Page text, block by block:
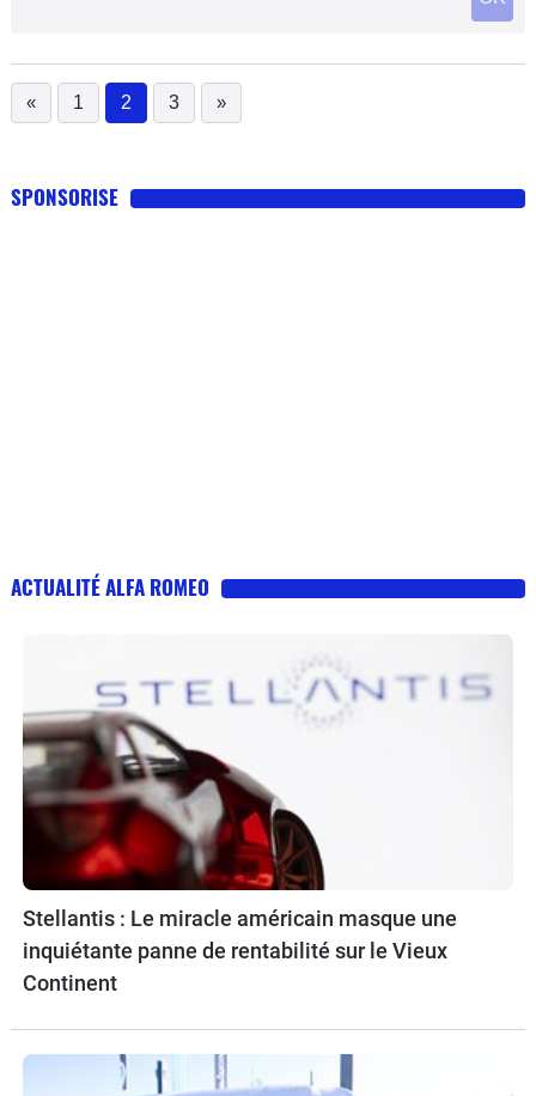
« 1 2
(current)
3 »
SPONSORISE
ACTUALITÉ ALFA ROMEO
Stellantis : Le miracle américain masque une
inquiétante panne de rentabilité sur le Vieux
Continent